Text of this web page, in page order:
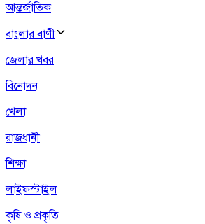
আন্তর্জাতিক
বাংলার বাণী
জেলার খবর
বিনোদন
খেলা
রাজধানী
শিক্ষা
লাইফস্টাইল
কৃষি ও প্রকৃতি